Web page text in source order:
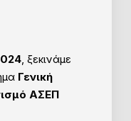
, ξεκινάμε
Γενική
ΑΣΕΠ